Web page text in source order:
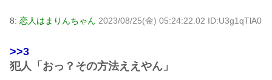
8: 恋人はまりんちゃん 2023/08/25(金) 05:24:22.02 ID:U3g1qTlA0
>>3
犯人「おっ？その方法ええやん」